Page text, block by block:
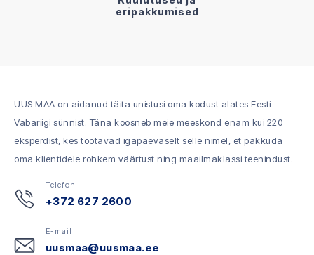
eripakkumised
UUS MAA on aidanud täita unistusi oma kodust alates Eesti
Vabariigi sünnist. Täna koosneb meie meeskond enam kui 220
eksperdist, kes töötavad igapäevaselt selle nimel, et pakkuda
oma klientidele rohkem väärtust ning maailmaklassi teenindust.
Telefon
+372 627 2600
E-mail
uusmaa@uusmaa.ee